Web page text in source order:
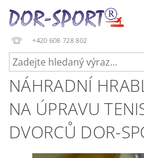
+420 608 728 802
NÁHRADNÍ
NA ÚPRAVU
DVORCŮ DOR-